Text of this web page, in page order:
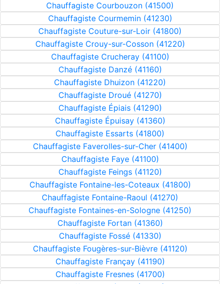
Chauffagiste Courbouzon (41500)
Chauffagiste Courmemin (41230)
Chauffagiste Couture-sur-Loir (41800)
Chauffagiste Crouy-sur-Cosson (41220)
Chauffagiste Crucheray (41100)
Chauffagiste Danzé (41160)
Chauffagiste Dhuizon (41220)
Chauffagiste Droué (41270)
Chauffagiste Épiais (41290)
Chauffagiste Épuisay (41360)
Chauffagiste Essarts (41800)
Chauffagiste Faverolles-sur-Cher (41400)
Chauffagiste Faye (41100)
Chauffagiste Feings (41120)
Chauffagiste Fontaine-les-Coteaux (41800)
Chauffagiste Fontaine-Raoul (41270)
Chauffagiste Fontaines-en-Sologne (41250)
Chauffagiste Fortan (41360)
Chauffagiste Fossé (41330)
Chauffagiste Fougères-sur-Bièvre (41120)
Chauffagiste Françay (41190)
Chauffagiste Fresnes (41700)